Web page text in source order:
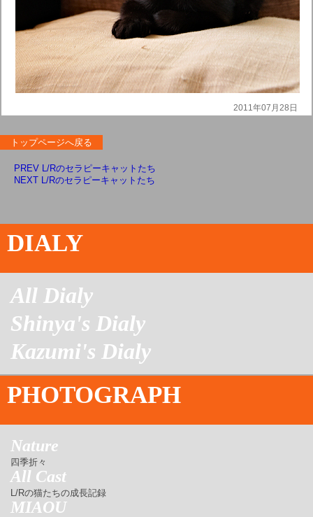
2011年07月28日
トップページへ戻る
PREV L/Rのセラピーキャットたち
NEXT L/Rのセラピーキャットたち
DIALY
All Dialy
Shinya's Dialy
Kazumi's Dialy
PHOTOGRAPH
Nature
四季折々
All Cast
L/Rの猫たちの成長記録
MIAOU